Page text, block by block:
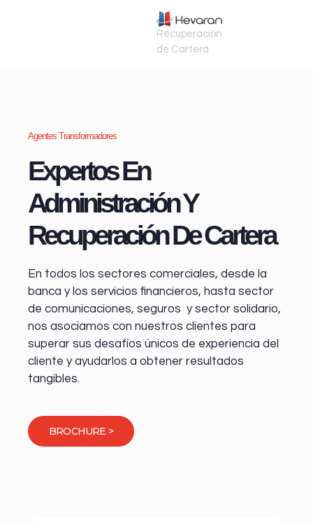
Recuperación
de Cartera
Agentes Transformadores
Expertos En
Administración Y
Recuperación De Cartera
En todos los sectores comerciales, desde la
banca y los servicios financieros, hasta sector
de comunicaciones, seguros y sector solidario,
nos asociamos con nuestros clientes para
superar sus desafíos únicos de experiencia del
cliente y ayudarlos a obtener resultados
tangibles.
BROCHURE >